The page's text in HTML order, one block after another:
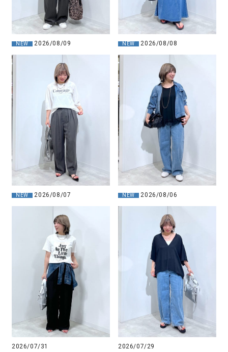
NEW 2026/08/09 NEW 2026/08/08
NEW 2026/08/07 NEW 2026/08/06
2026/07/31 2026/07/29